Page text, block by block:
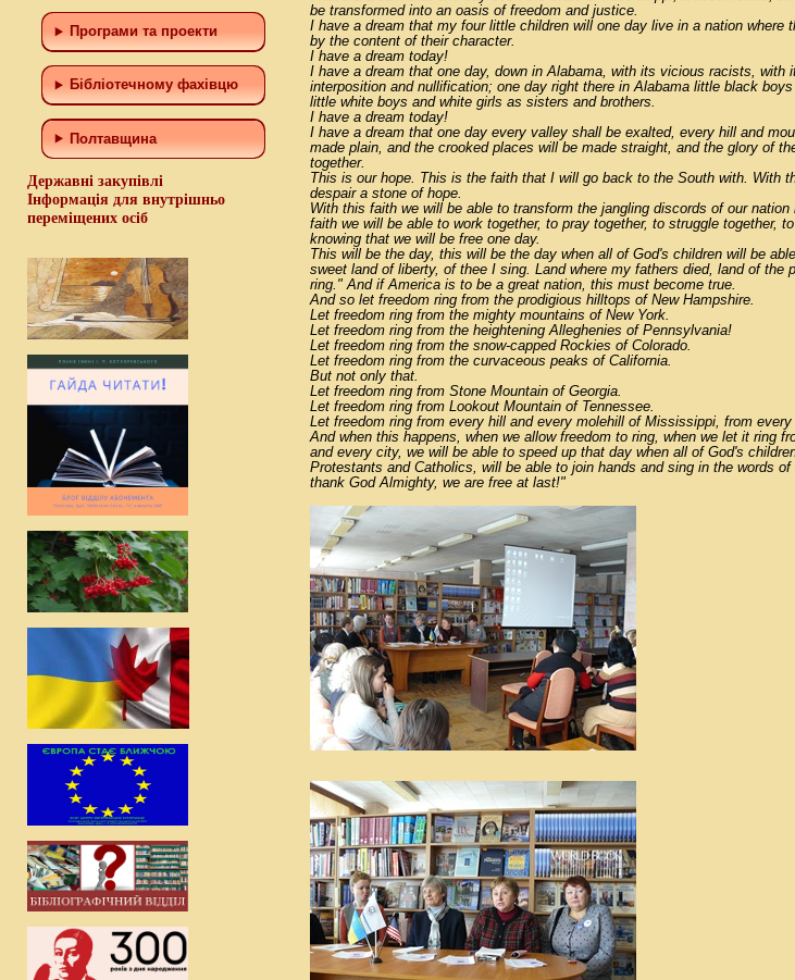
Програми та проекти
Бiблiотечному фахiвцю
Полтавщина
Державні закупівлі
Інформація для внутрішньо
переміщених осіб
be transformed into an oasis of freedom and justice.
I have a dream that my four little children will one day live in a nation
by the content of their character.
I have a dream today!
I have a dream that one day, down in Alabama, with its vicious racists, with
interposition and nullification; one day right there in Alabama little black
little white boys and white girls as sisters and brothers.
I have a dream today!
I have a dream that one day every valley shall be exalted, every hill and
made plain, and the crooked places will be made straight, and the glory of
together.
This is our hope. This is the faith that I will go back to the South with. With
despair a stone of hope.
With this faith we will be able to transform the jangling discords of our
faith we will be able to work together, to pray together, to struggle together,
knowing that we will be free one day.
This will be the day, this will be the day when all of God's children will be
sweet land of liberty, of thee I sing. Land where my fathers died, land of the
ring." And if America is to be a great nation, this must become true.
And so let freedom ring from the prodigious hilltops of New Hampshire.
Let freedom ring from the mighty mountains of New York.
Let freedom ring from the heightening Alleghenies of Pennsylvania!
Let freedom ring from the snow-capped Rockies of Colorado.
Let freedom ring from the curvaceous peaks of California.
But not only that.
Let freedom ring from Stone Mountain of Georgia.
Let freedom ring from Lookout Mountain of Tennessee.
Let freedom ring from every hill and every molehill of Mississippi, from
And when this happens, when we allow freedom to ring, when we let it ring
and every city, we will be able to speed up that day when all of God's
Protestants and Catholics, will be able to join hands and sing in the words
thank God Almighty, we are free at last!"